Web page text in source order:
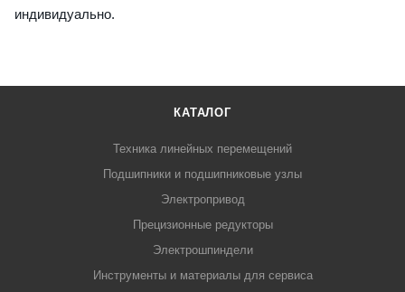
индивидуально.
КАТАЛОГ
Техника линейных перемещений
Подшипники и подшипниковые узлы
Электропривод
Прецизионные редукторы
Электрошпиндели
Инструменты и материалы для сервиса